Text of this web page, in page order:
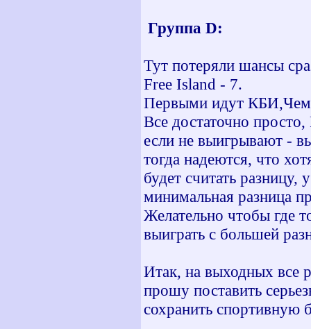
Группа D:
Тут потеряли шансы
Free Island - 7.
Первыми идут
Все достаточно
если не выигрывают -
тогда надеются, что
будет считать
минимальная разница
Желательно чтобы где
выиграть с большей
Итак, на выходных все
прошу поставить
сохранить спортивную